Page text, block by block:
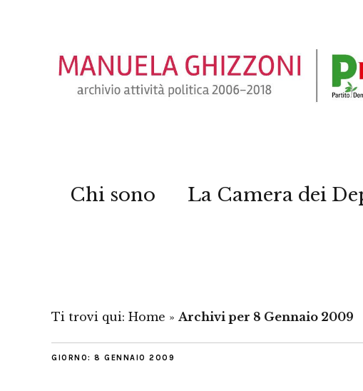
Chi sono La Camera dei
Ti trovi qui: Home » Archivi per 8 Gennaio 2009
GIORNO: 8 GENNAIO 2009